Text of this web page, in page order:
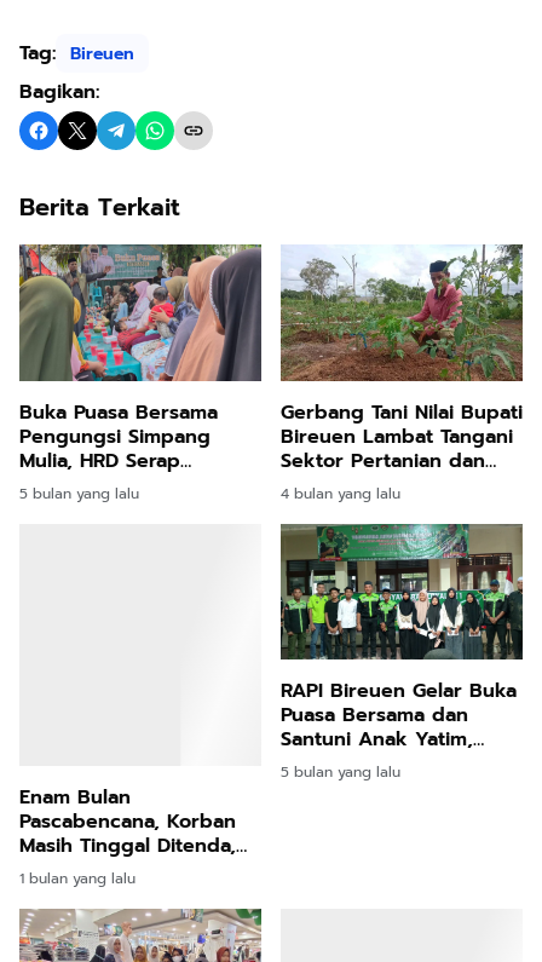
Tag: Bireuen
Bagikan:
Berita Terkait
Buka Puasa Bersama
Pengungsi Simpang
Mulia, HRD Serap
Aspirasi: Jembatan
Gantung dan Jalan Jadi
5 bulan yang lalu
Gerbang Tani Nilai Bupati
Bireuen Lambat Tangani
Sektor Pertanian dan
Perikanan
4 bulan yang lalu
Pertanyakan Keseriusan
Bupati Bireuen
RAPI Bireuen Gelar Buka
Puasa Bersama dan
Santuni Anak Yatim,
Pengurus Lokal
Jeunieb–Pandrah
5 bulan yang lalu